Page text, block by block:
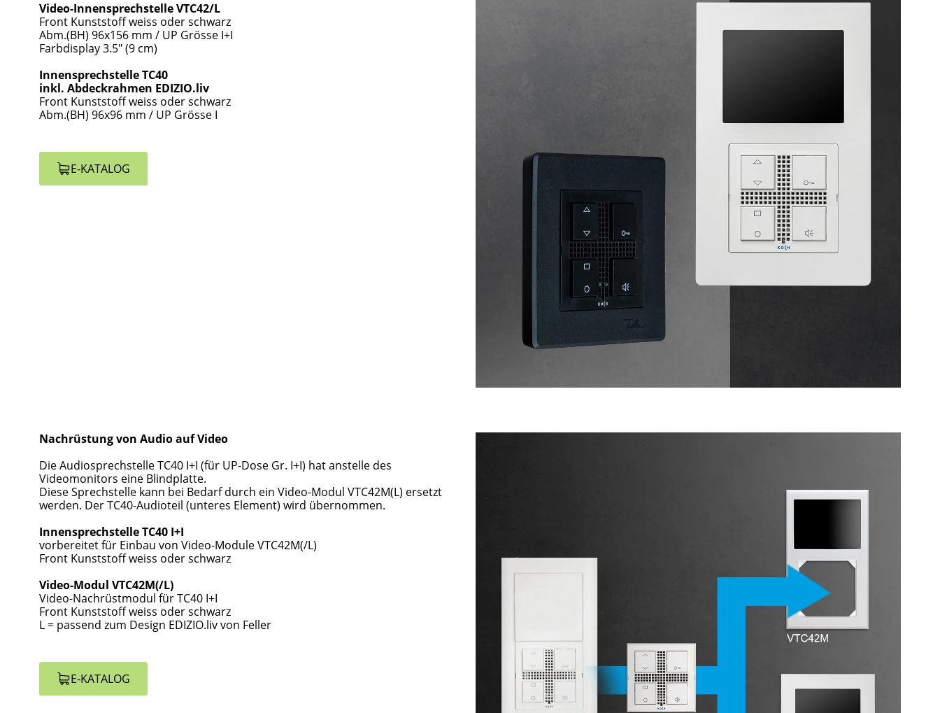
Video-Innensprechstelle VTC42/L
Front Kunststoff weiss oder schwarz
Abm.(BH) 96x156 mm / UP Grösse I+I
Farbdisplay 3.5" (9 cm)
Innensprechstelle TC40
inkl. Abdeckrahmen EDIZIO.liv
Front Kunststoff weiss oder schwarz
Abm.(BH) 96x96 mm / UP Grösse I
E-KATALOG
Nachrüstung von Audio auf Video
Die Audiosprechstelle TC40 I+I (für UP-Dose Gr. I+I) hat anstelle des
Videomonitors eine Blindplatte.
Diese Sprechstelle kann bei Bedarf durch ein Video-Modul VTC42M(L) ersetzt
werden. Der TC40-Audioteil (unteres Element) wird übernommen.
Innensprechstelle TC40 I+I
vorbereitet für Einbau von Video-Module VTC42M(/L)
Front Kunststoff weiss oder schwarz
Video-Modul VTC42M(/L)
Video-Nachrüstmodul für TC40 I+I
Front Kunststoff weiss oder schwarz
L = passend zum Design EDIZIO.liv von Feller
E-KATALOG